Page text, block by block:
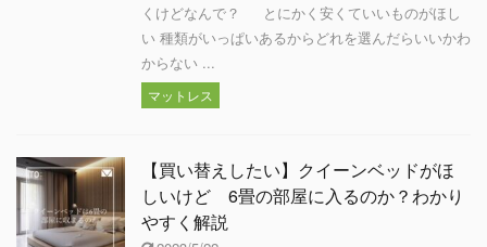
くけどなんで？ とにかく安くていいものがほし
い 種類がいっぱいあるからどれを選んだらいいかわ
からない ...
マットレス
【買い替えしたい】クイーンベッドがほ
しいけど 6畳の部屋に入るのか？わかり
やすく解説